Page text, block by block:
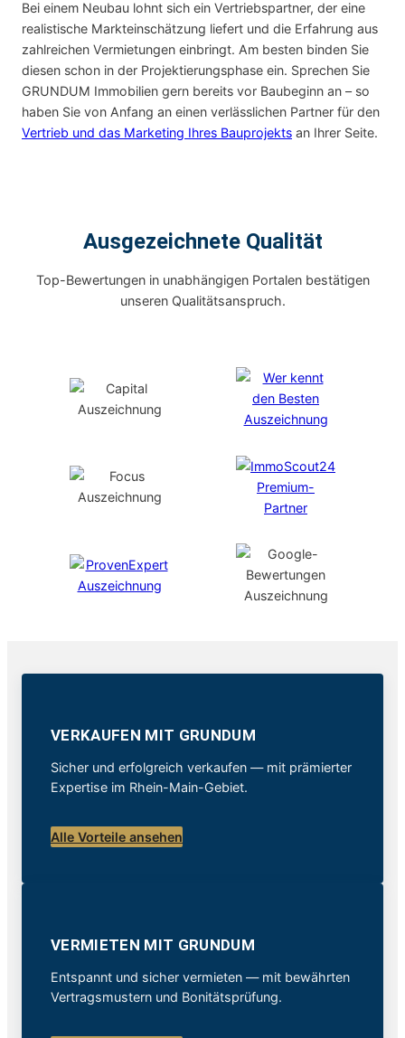
Bei einem Neubau lohnt sich ein Vertriebspartner, der eine
realistische Markteinschätzung liefert und die Erfahrung aus
zahlreichen Vermietungen einbringt. Am besten binden Sie
diesen schon in der Projektierungsphase ein. Sprechen Sie
GRUNDUM Immobilien gern bereits vor Baubeginn an – so
haben Sie von Anfang an einen verlässlichen Partner für den
Vertrieb und das Marketing Ihres Bauprojekts an Ihrer Seite.
Ausgezeichnete Qualität
Top-Bewertungen in unabhängigen Portalen bestätigen
unseren Qualitätsanspruch.
VERKAUFEN MIT GRUNDUM
Sicher und erfolgreich verkaufen — mit prämierter
Expertise im Rhein-Main-Gebiet.
Alle Vorteile ansehen
VERMIETEN MIT GRUNDUM
Entspannt und sicher vermieten — mit bewährten
Vertragsmustern und Bonitätsprüfung.